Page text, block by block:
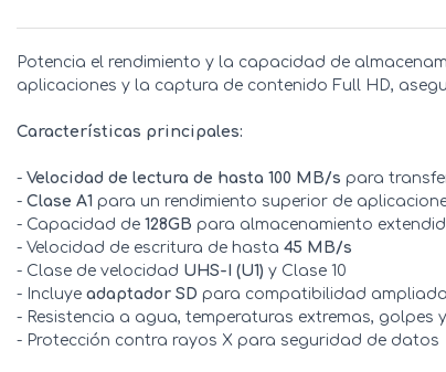
Potencia el rendimiento y la capacidad de
aplicaciones y la captura de contenido Full HD,
Características principales:
- Velocidad de lectura de hasta 100 MB/s para
- Clase A1 para un rendimiento superior de
- Capacidad de 128GB para almacenamiento
- Velocidad de escritura de hasta 45 MB/s
- Clase de velocidad UHS-I (U1) y Clase 10
- Incluye adaptador SD para compatibilidad ampliada
- Resistencia a agua, temperaturas extremas, golpes
- Protección contra rayos X para seguridad de datos